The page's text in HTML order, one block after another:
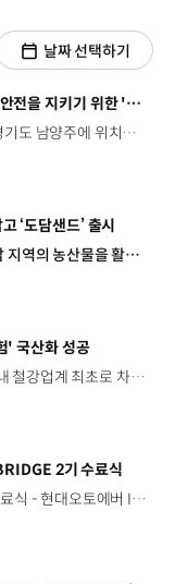
날짜 선택하기
현대자동차그룹, 소방관의 안전을 지키기 위한 '무인소방로봇' 기증
현대차그룹이 지난 24일, 경기도 남양주에 위치한 수도권119특수구조대에서 ‘무인소방로봇’ 기증 행사를 진행했습니다. ‘무인소방로봇’은 소방관들의 현장 의견을 적극 반영하고 그룹사의 기술력을 집약해 개발한 원격 화재 진압장비인데요. 이번 기증식에는 현대차그룹 정의선 회장과 김승룡 소방청장 직무대행 등 주요 관계자가 참석했습니다. 정의선 회장 / 현대차그룹생명을 구하기 위해서 망설임 없이 사투의 현장으로 뛰어드는 여러분의 모습은 우리 사회가 지켜야 할 가치가 무엇인지 다시금 일깨워줍니다. 현대차그룹은 여러분이 지켜온 안전의 가치를 함께 실현하고자 소방청과 함께 무인소방로봇을 개발해 왔습니다. 오늘 기증하는 무인소방로봇은 현대차그룹의 핵심 기술을 집약한 장비로 ‘사람을 살리는 기술’이라는 우리 공동의 목표를 구현한 새로운 모빌리티입니다. 이 무인소방로봇이 위험한 현장에 한 발 먼저 투입돼서 여러분의 안전을 지키는 든든한 팀원이 되기를 바랍니다. 김승룡 청장 직무대행 / 소방청무인소방로봇의 진정한 가치는 실제 재난 현장에서 작동하는 피지컬AI입니다. 세계 최고 수준의 피지컬AI 역량을 갖춘 현대차그룹이 글로벌 생태계를 주도할 수 있도록 소방청이 가장 신뢰할 수 있는 실증 파트너가 될 것으로 기대합니다. 우리의 이 위대한 공동 여정이 대한민국을 넘어 글로벌 재난 대응의 표준을 새롭게 제시하는 역사적인 첫걸음이 될 것으로 확신합니다. ‘무인소방로봇’은 원격 주행이 가능한 현대로템의 다목적 무인차량 ‘HR-셰르파’를 기반으로 방수포, 자체 분무 시스템, 시야 개선 카메라, 원격 제어기 등의 화재 진압 장비를 탑재한 것이 특징입니다. 김석환 센터장 / 현대로템 AX추진센터무인소방로봇의 시제품을 자체 기능시험과 모의화재훈련, 그리고 실화재시험을 통해서 그 기능과 성능을 반복적으로 검증하였습니다. 많은 소방 전문가분들이 적극적으로 참여해 주셔서 보다 완성도가 높은 무인소방로봇 1호기와 2호기를 지난 12월에 소방청에 전달할 수가 있었습니다. 그리고 지난 1월 말에는 충북 음성의 화재 진압 현장에 최초로 실투입되어서 화재 진압 임무를 수행할 수가 있었습니다. 무인소방로봇은 특히, 소방관의 접근이 어려운 고위험 화재 현장에 먼저 진입해 초동 진압 및 현장 수색 임무를 수행할 것으로 기대를 모으고 있는데요. 기증된 ‘무인소방로봇’ 총 4대 중 2대는 소방청의 요청에 따라 수도권 및 영남 119특수구조대에 각 1대씩 미리 배치돼 화재 현장에 실전 투입되고 있으며, 나머지 2대는 다음 달 초 경기 남부 및 충남 소방본부에 각 1대씩 추가 배치될 예정입니다. 한편, 현대차그룹은 소방관을 지원하기 위해 지난 2023년 ‘소방관 회복지원차’와 2024년 ‘EV 드릴 랜스(EV-Drill Lance)’를 기증한데 이어, 올해는 국립소방병원에 치료 및 재활을 위한 차량과 재활장비 기증 등을 계획하고 있습니다. 정의선 회장 / 현대차그룹6월에 개원하는 국립소방병원에는 차량과 재활장비를 지원해서 부상과 질병을 얻으신 소방관분들의 빠른 회복에도 힘을 보태겠습니다. 여러분께서 사용하시면서 느끼시는 개선 사항들을 적극적으로 말씀해 주시고 저희와 같이 해주시면 모두 반영을 해서 여러분의 안전과 생명을 지키는 것이 저희의 임무라고 생각합니다. 일단 화재가 안 나게 하는 게 가장 중요하지만, 화재가 발생했을 때 저희는 여러분의 안전을 지키도록 계속 노력하겠습니다. 앞으로도 현대차그룹은 자유롭게 이동하는 개인과 안전하게 살아가는 사회를 위해 기술 기반의 다양한 사회공헌 사업을 펼쳐갈 예정입니다.
‘도담샌드’ 출시
현대위아가 지난 10일, 경남 지역의 농산물을 활용한 로컬 푸드 ‘도담샌드’를 출시했습니다. 도담샌드는 김해 산딸기, 산청 오디, 창원 단감, 남해 유자 등 경남의 사계절을 담은 네 가지 맛의 버터 샌드인데요. 현대위아는 지역 농가의 성장을 돕기 위해 농어촌상생협력기금에 3억 원을 출연하고 약 1년 동안 경남도청, 지역 농가 등과 함께 도담샌드를 개발했습니다. 현대위아는 향후 도담샌드의 수익금 전액을 경상남도청과 협업해 만드는 ‘초록 숲 조성’에 기부하고 지역과 함께 상생하는 활동도 더욱 확대해 나갈 계획입니다.
' 국산화 성공
현대제철 포항시험소가 국내 철강업계 최초로 차세대 에너지 저장 시설의 핵심인 초저온 소재 시험 분야에서 KOLAS 인정을 취득했습니다. KOLAS 인정은 국제 표준에 따라 시험·교정 및 검사 기관의 역량을 인정하는 국제 인증 제도인데요. 현대제철이 인정을 취득한 ‘초저온 인장 시험’은 영하 165℃ 이하의 극저온 환경에서 철근이 충격과 하중을 견디는 능력을 평가하는 품질 검증 절차입니다. 현대제철은 이를 통해 소재 생산부터 국제 공인 성적서 발급까지 '원스톱 설루션' 공급 역량을 확보했는데요. 그동안 해외 기관에 의존했던 시험을 독자 기술력으로 국산화하여 자립을 이뤄냈다는 점에서 더욱 의미가 깊습니다.
2기 수료식
'Program BRIDGE' 2기 수료식 - 현대오토에버 InnoX Studio, 2월 20일 금요일 중증 및 경증 장애 학생 대상 인턴십 프로그램 'Program BRIDGE' 학생과 기업, 학교와 사회를 잇는 '다리(BRIDGE)'로 장애 학생의 커리어 성장을 지원 6주간 진행된 중·경증 장애 학생 28명 대상 'Program BRIDGE' 2기 수료식 진행 이세희 전무 / 현대오토에버 경영지원사업부장장애 학생들의 커리어 성장에 대해서 굉장히 많은 관심과 지원을 목표로 하고 있습니다. 작년에 이어 이번에 2년 차를 맞이했지만 앞으로 더 확대할 예정이고 그 과정에서 더 많은 장애 학생들의 사회 진출에 도움이 되는 밑거름이 되고자 합니다. 현대오토에버의 채용 노하우를 집약 직무 체험, 커리어 코칭, 진로 멘토링 등 다양한 세션으로 설계 김현지 인턴사원 / 현대오토에버여러 과제를 수행하면서 각각의 직무를 이해할 수 있었고 커리어 코칭을 통해 저의 진로를 고민해 보고 앞으로의 방향을 생각해 볼 수 있었다는 점에서 더욱 의미 있게 느껴졌던 것 같습니다. 장애 학생들이 자신의 역량을 마음껏 발휘할 수 있는 기회 제공 실제 업무 경험을 통한 인적 네트워킹 형성 김하민 인턴사원 / 현대오토에버개발자분들과 같은 회사에서 일을 했던 경력을 바탕으로 비슷한 업무, 직종에서 계속해서 꿈을 키워 나갈 것 같고요. IT 기술들에 대해서 제가 조금 더 깊게 다가갈 수 있지 않았나라는 생각이 들었습니다. 기획-운영-성과 공유 'Program BRIDGE'의 선순환 구조 정착 장애인 인재 육성 활동을 체계화할 현대오토에버 “내일을 향한 도전, 장애에 대한 편견의 벽을 낮춰갑니다”